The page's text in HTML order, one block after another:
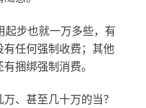
步也就一万多些，有
任何强制收费；其他
捆绑强制消费。
、甚至几十万的当？